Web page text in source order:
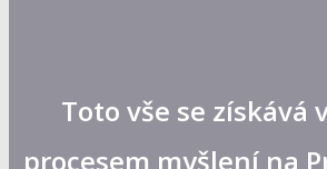
Toto vše se získává
procesem myšlení na